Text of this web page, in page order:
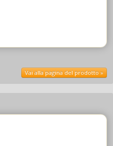
Vai alla pagina del prodotto »